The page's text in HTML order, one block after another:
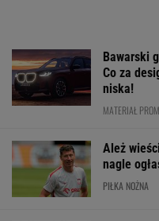
Bawarski
Co za
niska!
MATERIAŁ
Ależ
nagle
PIŁKA NOŻNA